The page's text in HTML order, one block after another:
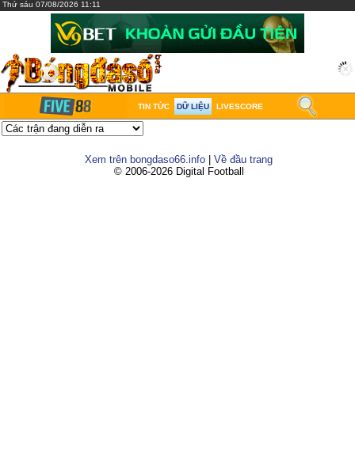
Thứ sáu 07/08/2026 11:11
TIN TỨC DỮ LIỆU LIVESCORE
Xem trên bongdaso66.info
Về đầu trang
© 2006-2026 Digital Football